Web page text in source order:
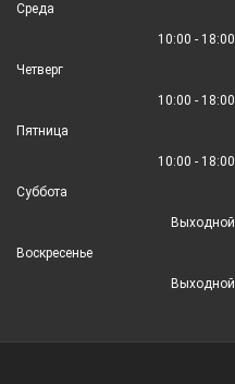
Среда
10:00 - 18:00
Четверг
10:00 - 18:00
Пятница
10:00 - 18:00
Суббота
Выходной
Воскресенье
Выходной